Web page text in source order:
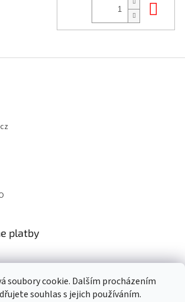
soubory cookie. Dalším procházením
souhlas s jejich používáním.
platby